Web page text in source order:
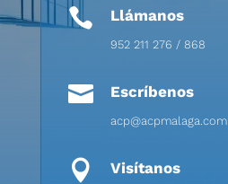
 Llámanos
952 211 276 / 868
 Escríbenos
acp@acpmalaga.com
 Visítanos